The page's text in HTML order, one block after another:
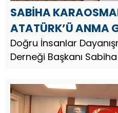
SABİHA
ATATÜRK’Ü ANMA
Doğru İnsanlar
Derneği Başkanı
Atatürk’ün vefatının